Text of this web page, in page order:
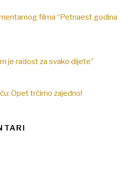
filma “Petnaest godina
je radost za svako dijete”
Opet trčimo zajedno!